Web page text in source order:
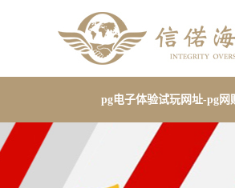
pg电子体验试玩网址-pg网